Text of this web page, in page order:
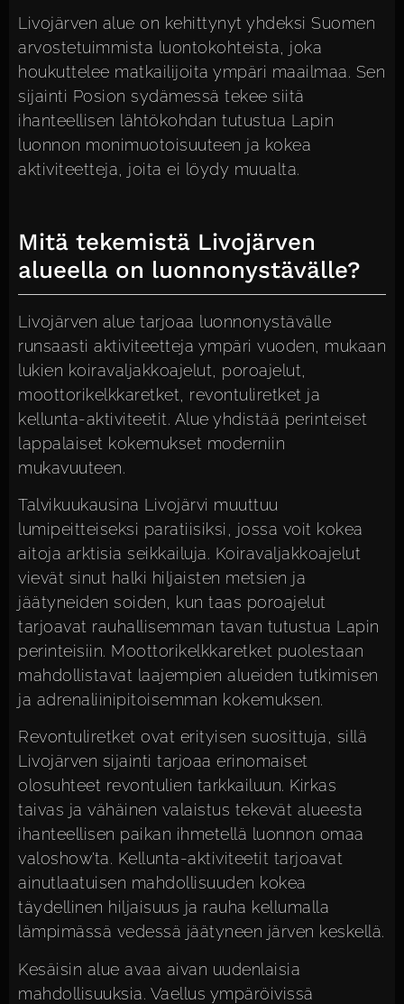
Livojärven alue on kehittynyt yhdeksi Suomen
arvostetuimmista luontokohteista, joka
houkuttelee matkailijoita ympäri maailmaa. Sen
sijainti Posion sydämessä tekee siitä
ihanteellisen lähtökohdan tutustua Lapin
luonnon monimuotoisuuteen ja kokea
aktiviteetteja, joita ei löydy muualta.
Mitä tekemistä Livojärven
alueella on luonnonystävälle?
Livojärven alue tarjoaa luonnonystävälle
runsaasti aktiviteetteja ympäri vuoden, mukaan
lukien koiravaljakkoajelut, poroajelut,
moottorikelkkaretket, revontuliretket ja
kellunta-aktiviteetit. Alue yhdistää perinteiset
lappalaiset kokemukset moderniin
mukavuuteen.
Talvikuukausina Livojärvi muuttuu
lumipeitteiseksi paratiisiksi, jossa voit kokea
aitoja arktisia seikkailuja. Koiravaljakkoajelut
vievät sinut halki hiljaisten metsien ja
jäätyneiden soiden, kun taas poroajelut
tarjoavat rauhallisemman tavan tutustua Lapin
perinteisiin. Moottorikelkkaretket puolestaan
mahdollistavat laajempien alueiden tutkimisen
ja adrenaliinipitoisemman kokemuksen.
Revontuliretket ovat erityisen suosittuja, sillä
Livojärven sijainti tarjoaa erinomaiset
olosuhteet revontulien tarkkailuun. Kirkas
taivas ja vähäinen valaistus tekevät alueesta
ihanteellisen paikan ihmetellä luonnon omaa
valoshow’ta. Kellunta-aktiviteetit tarjoavat
ainutlaatuisen mahdollisuuden kokea
täydellinen hiljaisuus ja rauha kellumalla
lämpimässä vedessä jäätyneen järven keskellä.
Kesäisin alue avaa aivan uudenlaisia
mahdollisuuksia. Vaellus ympäröivissä